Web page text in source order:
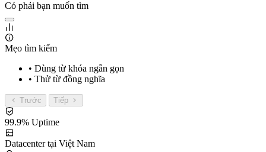
Có phải bạn muốn tìm
Mẹo tìm kiếm
• Dùng từ khóa ngắn gọn
• Thử từ đồng nghĩa
Trước Tiếp
99.9% Uptime
Datacenter tại Việt Nam